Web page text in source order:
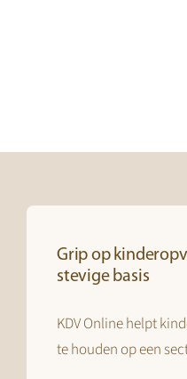
Grip op
stevige basis
KDV Online helpt
te houden op een